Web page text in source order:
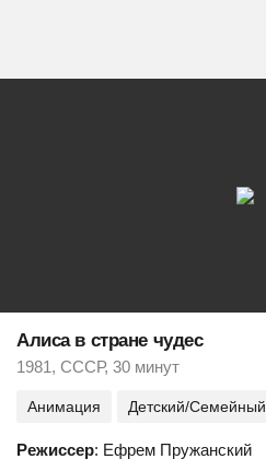
Алиса в стране чудес
1981, СССР, 30 минут
Анимация Детский/Семейный
Режиссер: Ефрем Пружанский